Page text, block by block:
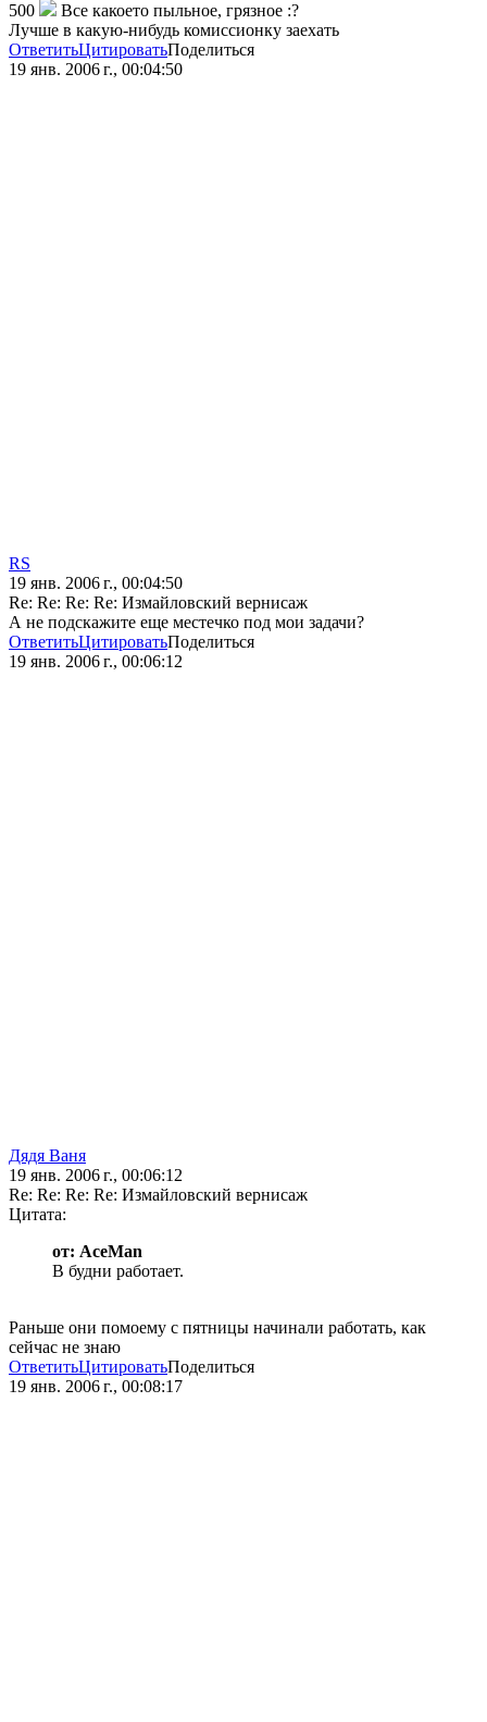
500
Все какоето пыльное, грязное :?
Лучше в какую-нибудь комиссионку заехать
ОтветитьЦитироватьПоделиться
19 янв. 2006 г., 00:04:50
RS
19 янв. 2006 г., 00:04:50
Re: Re: Re: Re: Измайловский вернисаж
А не подскажите еще местечко под мои задачи?
ОтветитьЦитироватьПоделиться
19 янв. 2006 г., 00:06:12
Дядя Ваня
19 янв. 2006 г., 00:06:12
Re: Re: Re: Re: Измайловский вернисаж
Цитата:
от: AceMan
В будни работает.
Раньше они помоему с пятницы начинали работать, как
сейчас не знаю
ОтветитьЦитироватьПоделиться
19 янв. 2006 г., 00:08:17